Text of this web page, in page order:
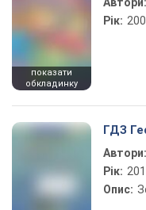
показати
обкладинку
Рік:
ГДЗ
Автори:
Рік:
Опис: